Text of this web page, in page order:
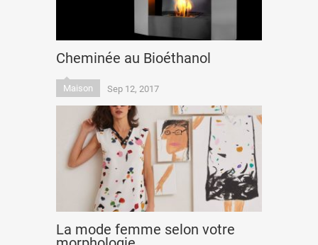
Cheminée au Bioéthanol
Maison Sep 12, 2017
La mode femme selon votre